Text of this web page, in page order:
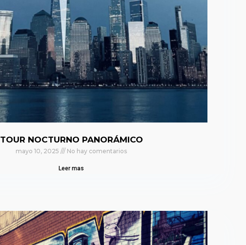
TOUR NOCTURNO PANORÁMICO
mayo 10, 2025 No hay comentarios
Leer mas